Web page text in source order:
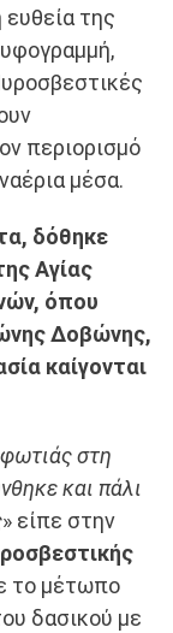
ευθεία της
περιορισμό
μέσα.
δόθηκε
Αγίας
όπου
Δοβώνης,
καίγονται
στη
και πάλι
» είπε στην
το μέτωπο
δασικού με